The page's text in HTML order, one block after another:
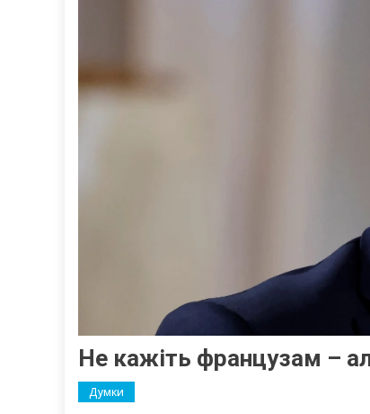
Не кажіть французам –
Думки